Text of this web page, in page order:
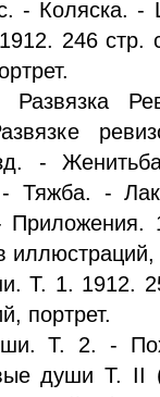
- Коляска. -
246 стр.
-
- Тяжба. -
Приложения.
иллюстраций,
Т. 1. 1912.
портрет.
Т. 2. -
души Т. II